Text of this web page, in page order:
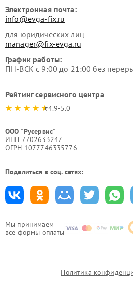
Мы принимаем
все формы оплаты
Электронная почта:
info@evga-fix.ru
для юридических лиц
manager@fix-evga.ru
График работы:
ПН-ВСК с 9:00 до 21:00 без
Рейтинг сервисного центра
4.9-5.0
ООО "Русервис"
ИНН 7702633247
ОГРН 1077746335776
Поделиться в соц. сетях:
Политика